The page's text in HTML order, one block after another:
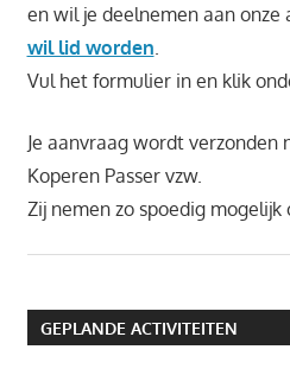
en wil je deelnemen aan
wil lid worden
Vul het formulier in en klik
Je aanvraag wordt
Koperen Passer vzw.
Zij nemen zo spoedig mogelijk
GEPLANDE ACTIVITEITEN